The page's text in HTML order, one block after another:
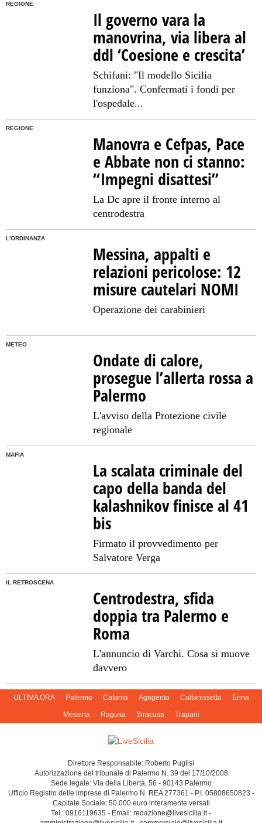
REGIONE
Il governo vara la
manovrina, via libera al
ddl ‘Coesione e crescita’
Schifani: "Il modello Sicilia
funziona". Confermati i fondi per
l'ospedale...
REGIONE
Manovra e Cefpas, Pace
e Abbate non ci stanno:
“Impegni disattesi”
La Dc apre il fronte interno al
centrodestra
L'ORDINANZA
Messina, appalti e
relazioni pericolose: 12
misure cautelari NOMI
Operazione dei carabinieri
METEO
Ondate di calore,
prosegue l’allerta rossa a
Palermo
L'avviso della Protezione civile
regionale
MAFIA
La scalata criminale del
capo della banda del
kalashnikov finisce al 41
bis
Firmato il provvedimento per
Salvatore Verga
IL RETROSCENA
Centrodestra, sfida
doppia tra Palermo e
Roma
L'annuncio di Varchi. Cosa si muove
davvero
ULTIMA ORA Palermo Catania Agrigento Caltanissetta Enna
Messina Ragusa Siracusa Trapani
Direttore Responsabile: Roberto Puglisi
Autorizzazione del tribunale di Palermo N. 39 del 17/10/2008
Sede legale: Via della Libertà, 56 - 90143 Palermo
Ufficio Registro delle imprese di Palermo N. REA 277361 - P.I. 05808650823 -
Capitale Sociale: 50.000 euro interamente versati
Tel.: 0916119635 - Email: redazione@livesicilia.it -